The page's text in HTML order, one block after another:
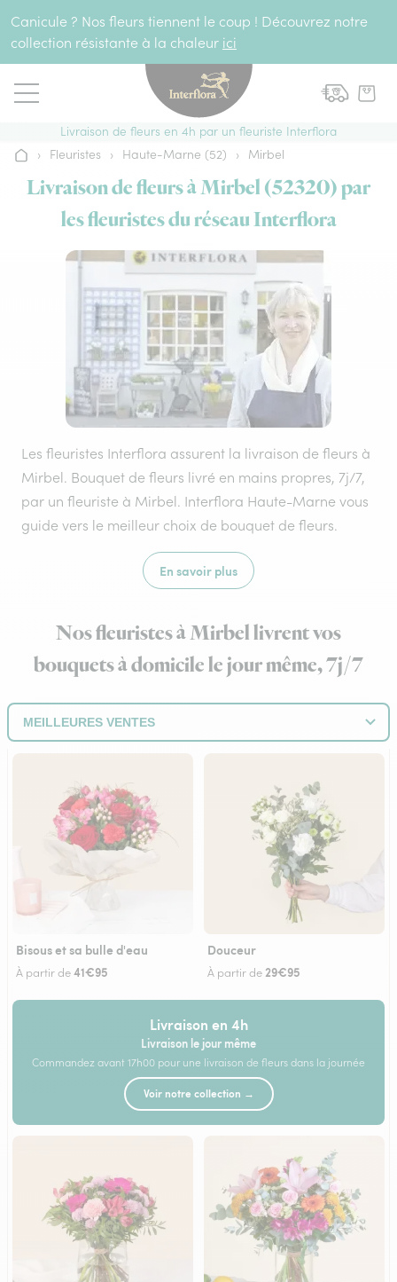
Canicule ? Nos fleurs tiennent le coup ! Découvrez notre
collection résistante à la chaleur ici
Livraison de fleurs en 4h par un fleuriste Interflora
Accueil
› Fleuristes › Haute-Marne (52) › Mirbel
Livraison de fleurs à Mirbel (52320) par
les fleuristes du réseau Interflora
Les fleuristes Interflora assurent la livraison de fleurs à
Mirbel. Bouquet de fleurs livré en mains propres, 7j/7,
par un fleuriste à Mirbel. Interflora Haute-Marne vous
guide vers le meilleur choix de bouquet de fleurs.
En savoir plus
Nos fleuristes à Mirbel livrent vos
bouquets à domicile le jour même, 7j/7
Bisous et sa bulle d'eau
À partir de41€95
Douceur
À partir de 29€95
Livraison en 4h
Livraison le jour même
Commandez avant 17h00 pour une livraison de fleurs dans la journée
Voir notre collection →